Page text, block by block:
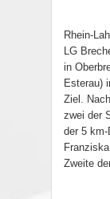
Rhein-
LG
in
Esterau)
Ziel.
zwei der
der 5
Zweite